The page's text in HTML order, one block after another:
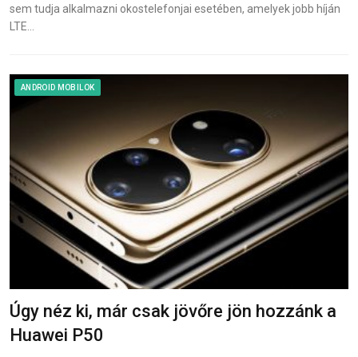
sem tudja alkalmazni okostelefonjai esetében, amelyek jobb híján
LTE…
ANDROID MOBILOK
Úgy néz ki, már csak jövőre jön hozzánk a
Huawei P50